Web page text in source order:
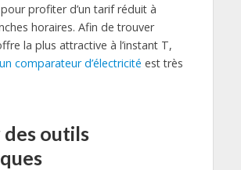
profiter d’un tarif réduit à
horaires. Afin de trouver
la plus attractive à l’instant T,
comparateur d’électricité est très
outils